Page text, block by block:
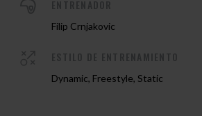
Filip Crnjakovic
Dynamic, Freestyle, Static